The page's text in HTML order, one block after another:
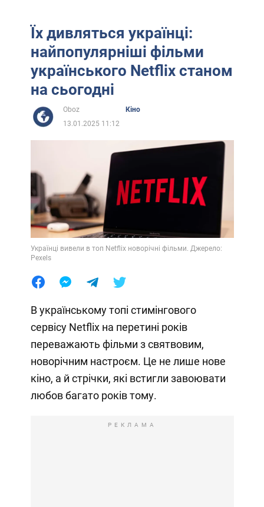
Їх дивляться українці:
найпопулярніші фільми
українського Netflix станом
на сьогодні
Oboz
Кіно
13.01.2025 11:12
Українці вивели в топ Netflix новорічні фільми. Джерело:
Pexels
В українському топі стимінгового
сервісу Netflix на перетині років
переважають фільми з святвовим,
новорічним настроєм. Це не лише нове
кіно, а й стрічки, які встигли завоювати
любов багато років тому.
РЕКЛАМА